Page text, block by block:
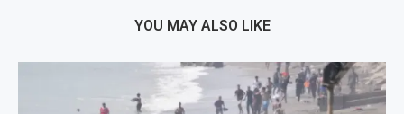
YOU MAY ALSO LIKE